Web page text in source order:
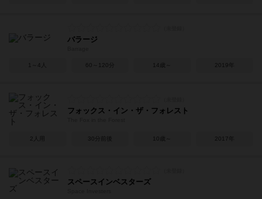
バラージ
1～4人 60～120分 14歳～ 2019年
フォックス・イン・ザ・フォレスト
2人用 30分前後 10歳～ 2017年
スペースインベスターズ